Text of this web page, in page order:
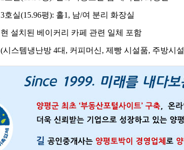
3호실(15.96평): 홀1, 남/여 분리 화장실​
현 설치된 베이커리 카페 관련 일체 포함
(시스템냉난방 4대, 커피머신, 제빵 시설품, 주방시